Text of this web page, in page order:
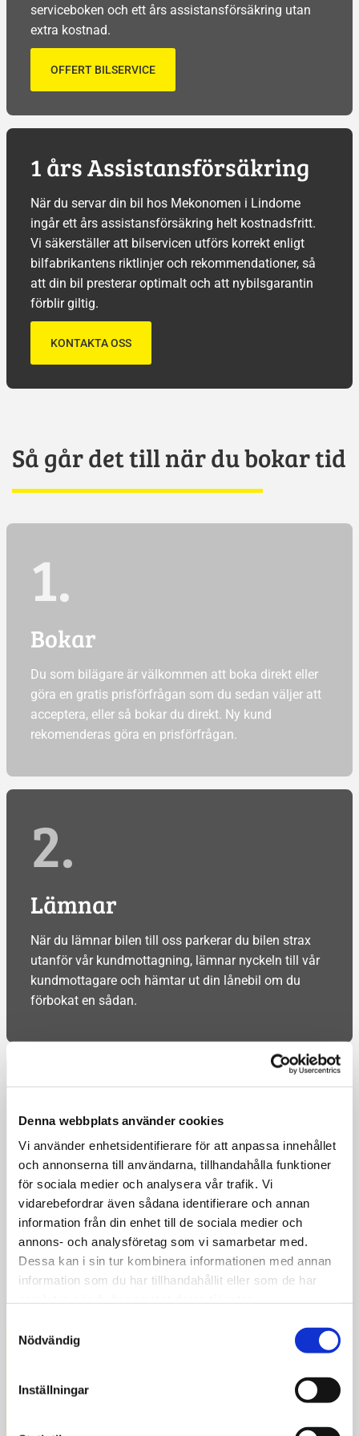
Denna webbplats använder cookies
Vi använder enhetsidentifierare för att anpassa innehållet
och annonserna till användarna, tillhandahålla funktioner
för sociala medier och analysera vår trafik. Vi
vidarebefordrar även sådana identifierare och annan
information från din enhet till de sociala medier och
annons- och analysföretag som vi samarbetar med.
Dessa kan i sin tur kombinera informationen med annan
information som du har tillhandahållit eller som de har
Nödvändig
Inställningar
serviceboken och ett års assistansförsäkring utan
extra kostnad.
OFFERT BILSERVICE
1 års Assistansförsäkring
När du servar din bil hos Mekonomen i Lindome
ingår ett års assistansförsäkring helt kostnadsfritt.
Vi säkerställer att bilservicen utförs korrekt enligt
bilfabrikantens riktlinjer och rekommendationer, så
att din bil presterar optimalt och att nybilsgarantin
förblir giltig.
KONTAKTA OSS
Så går det till när du bokar tid
1.
Bokar
Du som bilägare är välkommen att boka direkt eller
göra en gratis prisförfrågan som du sedan väljer att
acceptera, eller så bokar du direkt. Ny kund
rekomenderas göra en prisförfrågan.
2.
Lämnar
När du lämnar bilen till oss parkerar du bilen strax
utanför vår kundmottagning, lämnar nyckeln till vår
kundmottagare och hämtar ut din lånebil om du
förbokat en sådan.
3.
SMS - bil klar
Vi smsar dig så snart din bil är klar, har vi stött på
några problem som medför skillnad i kostnad eller
att vi inte kan hålla utlovad tid så kontaktar vi dig. Vi
gör inget utan att du är delaktig.
4.